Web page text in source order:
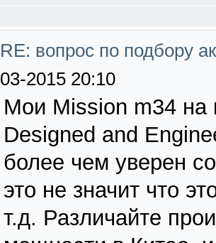
RE: вопрос по подбору
03-2015 20:10
Мои Mission m34 на
Designed and
более чем уверен
это не значит что
т.д. Различайте